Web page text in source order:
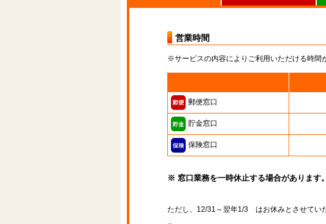
営業時間
※サービスの内容によりご利用いただける時間
郵便窓口
貯金窓口
保険窓口
※ 窓口業務を一時休止する場合があります。
ただし、12/31～翌年1/3 はお休みとさせてい